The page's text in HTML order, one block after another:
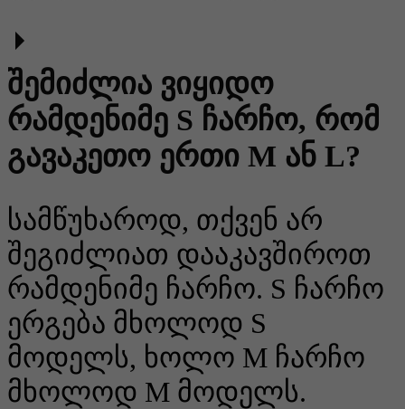
შემიძლია ვიყიდო
რამდენიმე S ჩარჩო, რომ
გავაკეთო ერთი M ან L?
სამწუხაროდ, თქვენ არ
შეგიძლიათ დააკავშიროთ
რამდენიმე ჩარჩო. S ჩარჩო
ერგება მხოლოდ S
მოდელს, ხოლო M ჩარჩო
მხოლოდ M მოდელს.